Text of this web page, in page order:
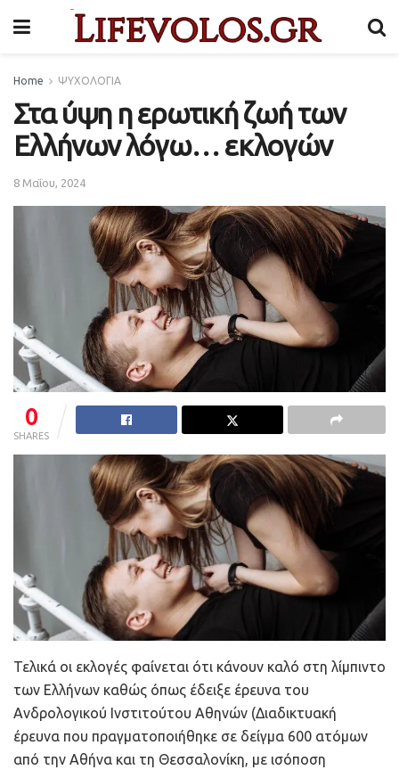
Home ΨΥΧΟΛΟΓΙΑ
Στα ύψη η ερωτική ζωή των
Ελλήνων λόγω… εκλογών
8 Μαΐου, 2024
0
SHARES
Τελικά οι εκλογές φαίνεται ότι κάνουν καλό στη λίμπιντο
των Ελλήνων καθώς όπως έδειξε έρευνα του
Ανδρολογικού Ινστιτούτου Αθηνών (Διαδικτυακή
έρευνα που πραγματοποιήθηκε σε δείγμα 600 ατόμων
από την Αθήνα και τη Θεσσαλονίκη, με ισόποση